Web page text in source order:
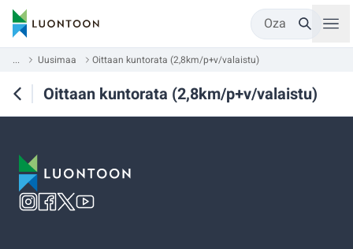
Oza
... Uusimaa Oittaan kuntorata (2,8km/p+v/valaistu)
Oittaan kuntorata (2,8km/p+v/valaistu)